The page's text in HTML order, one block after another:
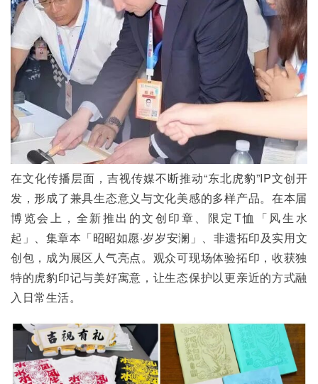
在文化传播层面，吉视传媒不断推动“东北虎豹”IP文创开
发，形成了兼具生态意义与文化美感的多样产品。在本届
博览会上，全新推出的文创印章、限定T恤「风生水
起」、集章本「昭昭如愿·岁岁安澜」、非遗拓印及实用文
创包，成为展区人气亮点。观众可现场体验拓印，收获独
特的虎豹印记与美好寓意，让生态保护以更亲近的方式融
入日常生活。